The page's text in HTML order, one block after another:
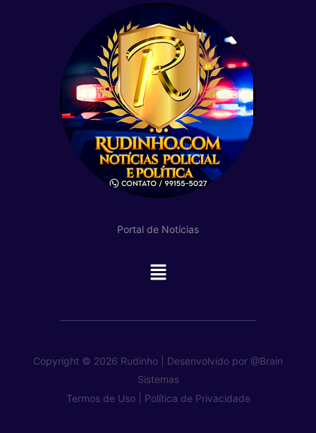
Portal de Notícias
Main
Copyright © 2026 Rudinho | Desenvolvido por @Brain
Sistemas
Termos de Uso |
Política de Privacidade